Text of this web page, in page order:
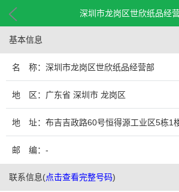
深圳市龙岗区世欣纸品经
基本信息
名 称：深圳市龙岗区世欣纸品经营部
地 区：广东省 深圳市 龙岗区
地 址：布吉吉政路60号恒得源工业区5栋1
邮 编：-
联系信息(点击查看完整号码)